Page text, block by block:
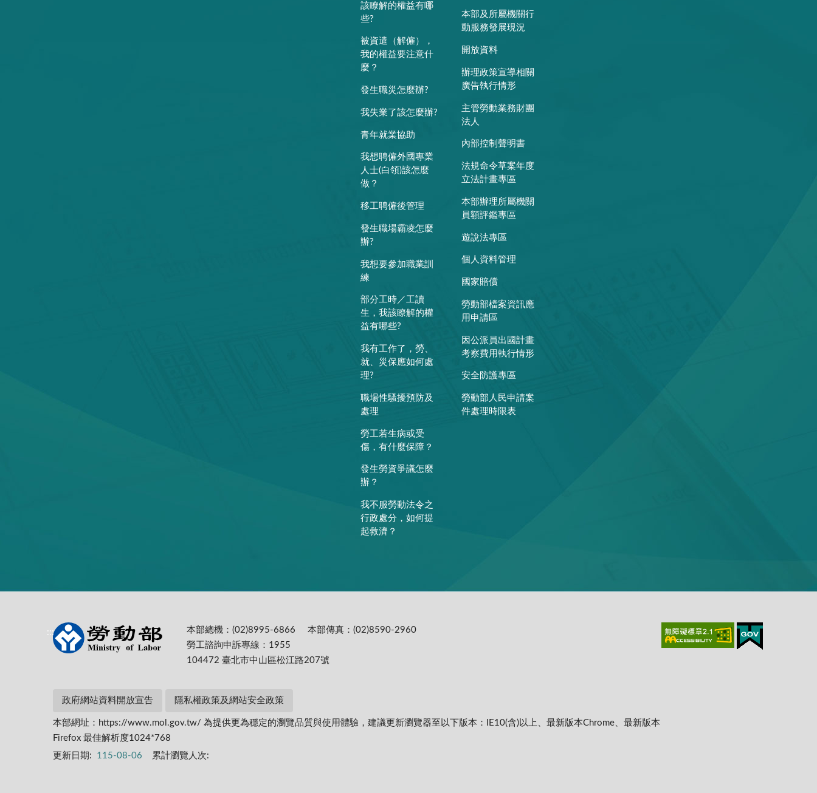
該瞭解的權益有哪
些?
被資遣（解僱），
我的權益要注意什
麼？
發生職災怎麼辦?
我失業了該怎麼辦?
青年就業協助
我想聘僱外國專業
人士(白領)該怎麼
做？
移工聘僱後管理
發生職場霸凌怎麼
辦?
我想要參加職業訓
練
部分工時／工讀
生，我該瞭解的權
益有哪些?
我有工作了，勞、
就、災保應如何處
理?
職場性騷擾預防及
處理
勞工若生病或受
傷，有什麼保障？
發生勞資爭議怎麼
辦？
我不服勞動法令之
行政處分，如何提
起救濟？
本部及所屬機關行
動服務發展現況
開放資料
辦理政策宣導相關
廣告執行情形
主管勞動業務財團
法人
內部控制聲明書
法規命令草案年度
立法計畫專區
本部辦理所屬機關
員額評鑑專區
遊說法專區
個人資料管理
國家賠償
勞動部檔案資訊應
用申請區
因公派員出國計畫
考察費用執行情形
安全防護專區
勞動部人民申請案
件處理時限表
::: 本部總機：(02)8995-6866
本部傳真：(02)8590-2960
勞工諮詢申訴專線：1955
104472 臺北市中山區松江路207號
政府網站資料開放宣告 隱私權政策及網站安全政策
本部網址：https://www.mol.gov.tw/ 為提供更為穩定的瀏覽品質與使用體驗，建議更新瀏覽器至以下版本：IE10(含)以上、最新版本Chrome、最新版本
Firefox 最佳解析度1024*768
更新日期:
115-08-06 累計瀏覽人次: